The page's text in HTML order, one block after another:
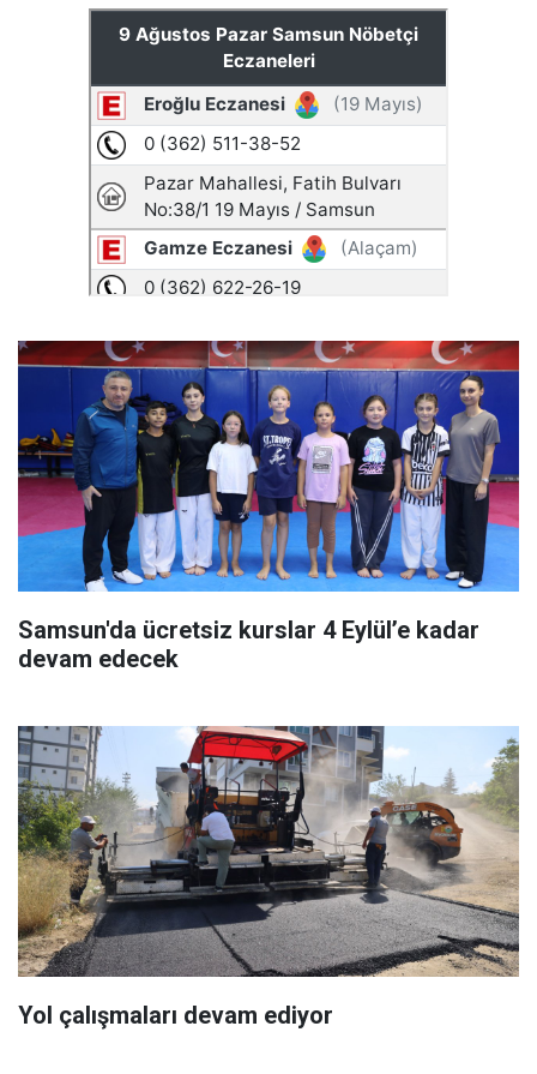
Samsun'da ücretsiz kurslar 4 Eylül’e kadar
devam edecek
Yol çalışmaları devam ediyor